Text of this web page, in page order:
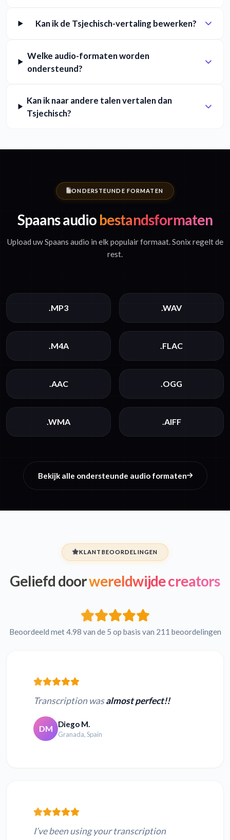
Kan ik de Tsjechisch-vertaling bewerken?
Welke audio-formaten worden
ondersteund?
Kan ik naar andere talen vertalen dan
Tsjechisch?
ONDERSTEUNDE FORMATEN
Spaans audio bestandsformaten
Upload uw Spaans audio in elk populair formaat. Sonix regelt de
rest.
.MP3 .WAV
.M4A .FLAC
.AAC .OGG
.WMA .AIFF
Bekijk alle ondersteunde audio formaten
KLANTBEOORDELINGEN
Geliefd doorwereldwijde creators
Beoordeeld met 4.98 van de 5 op basis van 211 beoordelingen
Transcription wasalmost perfect!!
DM Diego M.
Granada, Spain
I’ve been using your transcription